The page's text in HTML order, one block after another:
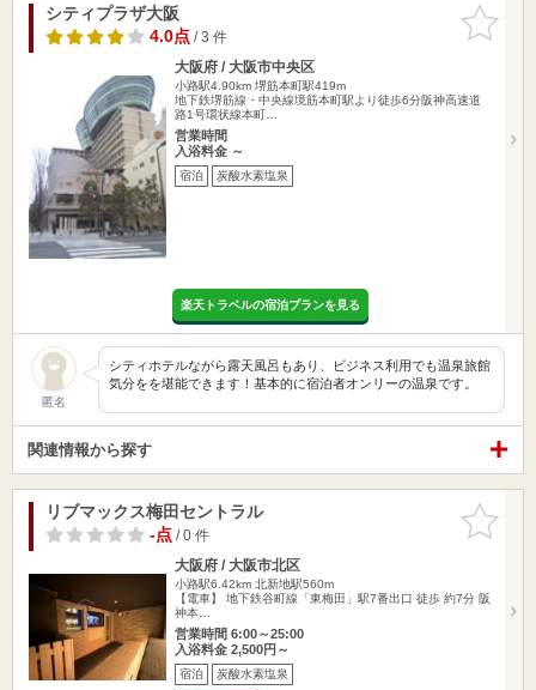
お気に入
りに追加
シティプラザ大阪
4.0点/ 3 件
大阪府 / 大阪市中央区
小路駅4.90km 堺筋本町駅419m
地下鉄堺筋線・中央線境筋本町駅より徒歩6分阪神高速道
路1号環状線本町…
営業時間
入浴料金 ～
宿泊 炭酸水素塩泉
楽天トラベルの宿泊プランを見る
匿名
シティホテルながら露天風呂もあり、ビジネス利用でも温泉旅館
気分をを堪能できます！基本的に宿泊者オンリーの温泉です。
関連情報から探す
お気に入
りに追加
リブマックス梅田セントラル
-点/ 0 件
大阪府 / 大阪市北区
小路駅6.42km 北新地駅560m
【電車】 地下鉄谷町線「東梅田」駅7番出口 徒歩 約7分 阪
神本…
営業時間 6:00～25:00
入浴料金 2,500円～
宿泊 炭酸水素塩泉